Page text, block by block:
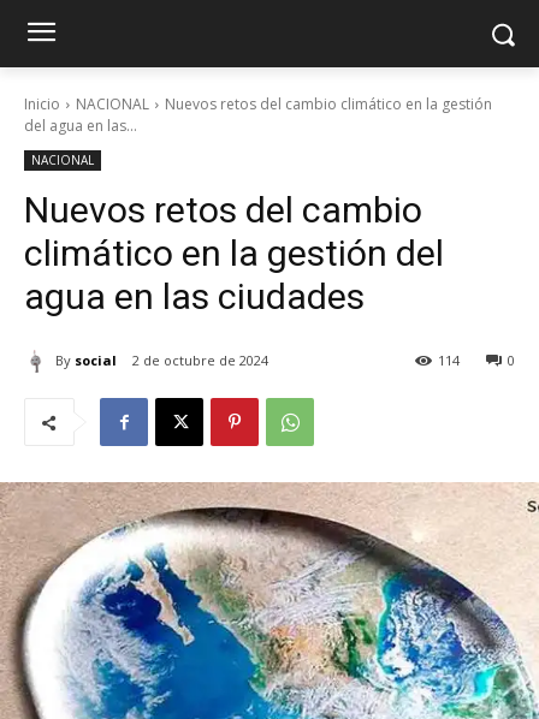
Inicio NACIONAL
Nuevos retos del cambio climático en la gestión
del agua en las...
NACIONAL
Nuevos retos del cambio
climático en la gestión del
agua en las ciudades
By social 2 de octubre de 2024 0
114